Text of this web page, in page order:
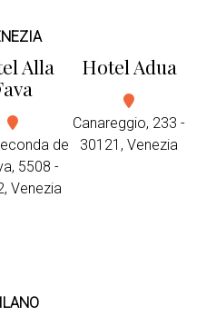
Alla
de
5508 -
Venezia
Hotel Adua
Canareggio, 233 -
30121, Venezia